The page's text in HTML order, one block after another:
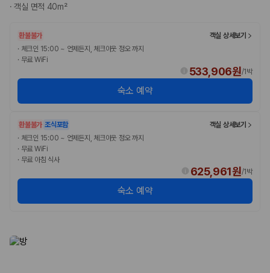
완전자차와 슈퍼자차는 업체별 보장 범위가 다를 수 있습니다. 카모아에서
수준을 선택할 수 있습니다.
3. 제주공항 접근성과 셔틀 조건을 함께 확인하세요
제주 렌트카는 차량 인수 위치와 셔틀 편의성에 따라 실제 이용 만족도가
달라집니다. 공항에서 렌트카 사무실까지의 이동 조건을 가격과 함께 비교
하는 것이 좋습니다.
제주도 렌트카 차종별 가격비교
경차·소형차
혼자 또는 2인 여행에 적합하며 제주 렌트카 최저가를 찾는 사용자
가 가장 먼저 비교하는 차종입니다.
커플·친구 여행에서 많이 선택되며 가격과 승차감의 균형이 좋은 차
가족 여행, 짐이 많은 여행, 장거리 이동에 적합하며 보험 조건과 차
량 연식을 함께 비교하는 것이 좋습니다.
·객실 면적 40m²
환불불가
객실 상세보기
· 체크인 15:00 ~ 언제든지, 체크아웃 정오 까지
· 무료 WiFi
533,906원/1박
숙소 예약
환불불가 조식포함
객실 상세보기
· 체크인 15:00 ~ 언제든지, 체크아웃 정오 까지
· 무료 WiFi
· 무료 아침 식사
625,961원/1박
숙소 예약